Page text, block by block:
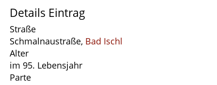
Details Eintrag
Straße
Schmalnaustraße, Bad Ischl
Alter
im 95. Lebensjahr
Parte